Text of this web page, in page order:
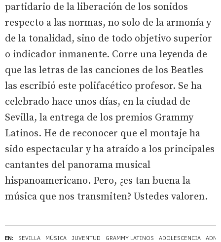
EN: SEVILLA MÚSICA JUVENTUD GRAMMY LATINOS ADOLESCENCIA ADN
partidario de la liberación de los sonidos
respecto a las normas, no solo de la armonía y
de la tonalidad, sino de todo objetivo superior
o indicador inmanente. Corre una leyenda de
que las letras de las canciones de los Beatles
las escribió este polifacético profesor. Se ha
celebrado hace unos días, en la ciudad de
Sevilla, la entrega de los premios Grammy
Latinos. He de reconocer que el montaje ha
sido espectacular y ha atraído a los principales
cantantes del panorama musical
hispanoamericano. Pero, ¿es tan buena la
música que nos transmiten? Ustedes valoren.